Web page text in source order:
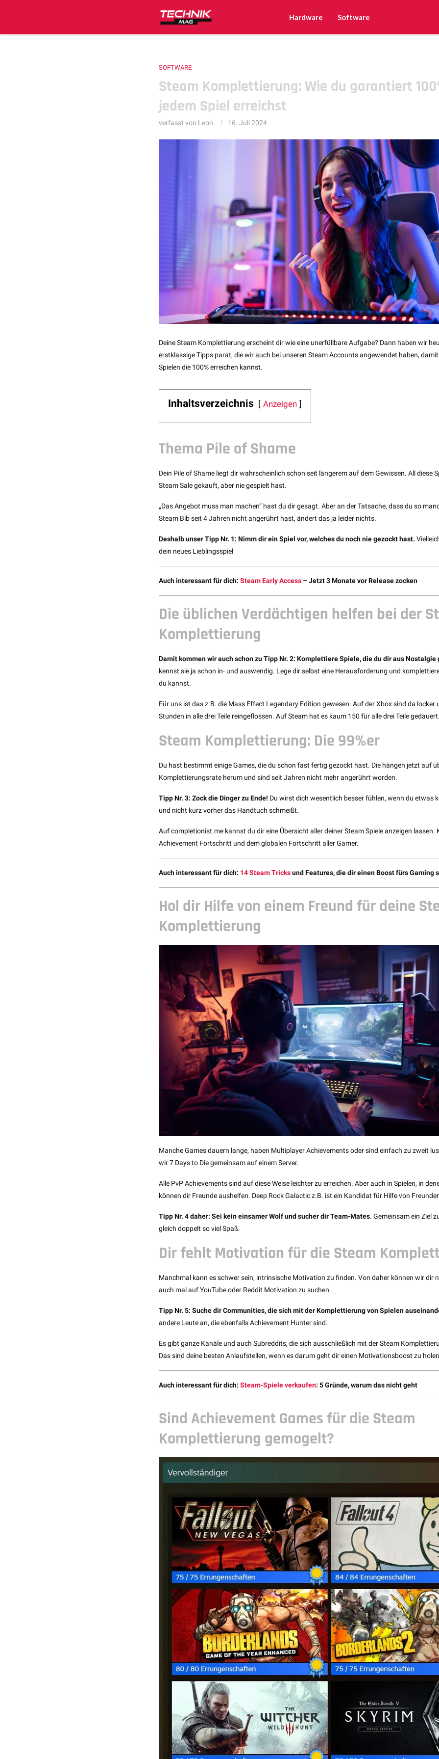
Hardware Software
SOFTWARE
Steam Komplettierung: Wie du garantiert
jedem Spiel erreichst
verfasst von Leon 16. Juli 2024
Deine Steam Komplettierung erscheint dir wie eine unerfüllbare Aufgabe? Dann haben wir
erstklassige Tipps parat, die wir auch bei unseren Steam Accounts angewendet haben,
Spielen die 100% erreichen kannst.
Inhaltsverzeichnis Anzeigen
Thema Pile of Shame
Dein Pile of Shame liegt dir wahrscheinlich schon seit längerem auf dem Gewissen. All diese
Steam Sale gekauft, aber nie gespielt hast.
„Das Angebot muss man machen“ hast du dir gesagt. Aber an der Tatsache, dass du so
Steam Bib seit 4 Jahren nicht angerührt hast, ändert das ja leider nichts.
Deshalb unser Tipp Nr. 1: Nimm dir ein Spiel vor, welches du noch nie gezockt hast.
dein neues Lieblingsspiel
Auch interessant für dich: Steam Early Access – Jetzt 3 Monate vor Release zocken
Die üblichen Verdächtigen helfen bei der
Komplettierung
Damit kommen wir auch schon zu Tipp Nr. 2: Komplettiere Spiele, die du dir aus Nostalgie
kennst sie ja schon in- und auswendig. Lege dir selbst eine Herausforderung und
du kannst.
Für uns ist das z.B. die Mass Effect Legendary Edition gewesen. Auf der Xbox sind da locker
Stunden in alle drei Teile reingeflossen. Auf Steam hat es kaum 150 für alle drei Teile
Steam Komplettierung: Die 99%er
Du hast bestimmt einige Games, die du schon fast fertig gezockt hast. Die hängen jetzt auf
Komplettierungsrate herum und sind seit Jahren nicht mehr angerührt worden.
Tipp Nr. 3: Zock die Dinger zu Ende! Du wirst dich wesentlich besser fühlen, wenn du etwas
und nicht kurz vorher das Handtuch schmeißt.
Auf completionist.me kannst du dir eine Übersicht aller deiner Steam Spiele anzeigen lassen.
Achievement Fortschritt und dem globalen Fortschritt aller Gamer.
Auch interessant für dich: 14 Steam Tricksund Features, die dir einen Boost fürs Gaming
Hol dir Hilfe von einem Freund für deine
Komplettierung
Manche Games dauern lange, haben Multiplayer Achievements oder sind einfach zu zweit
wir 7 Days to Die gemeinsam auf einem Server.
Alle PvP Achievements sind auf diese Weise leichter zu erreichen. Aber auch in Spielen, in
können dir Freunde aushelfen. Deep Rock Galactic z.B. ist ein Kandidat für Hilfe von
Tipp Nr. 4 daher: Sei kein einsamer Wolf und sucher dir Team-Mates. Gemeinsam ein Ziel
gleich doppelt so viel Spaß.
Dir fehlt Motivation für die Steam
Manchmal kann es schwer sein, intrinsische Motivation zu finden. Von daher können wir dir
auch mal auf YouTube oder Reddit Motivation zu suchen.
Tipp Nr. 5: Suche dir Communities, die sich mit der Komplettierung von Spielen
andere Leute an, die ebenfalls Achievement Hunter sind.
Es gibt ganze Kanäle und auch Subreddits, die sich ausschließlich mit der Steam
Das sind deine besten Anlaufstellen, wenn es darum geht dir einen Motivationsboost zu
Auch interessant für dich: Steam-Spiele verkaufen: 5 Gründe, warum das nicht geht
Sind Achievement Games für die Steam
Komplettierung gemogelt?